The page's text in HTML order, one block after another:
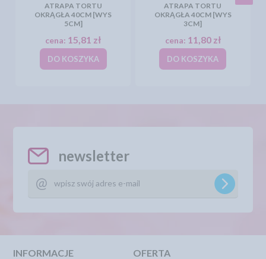
ATRAPA TORTU
OKRĄGŁA 40CM [WYS
5CM]
cena: 15,81 zł
DO KOSZYKA
ATRAPA TORTU
OKRĄGŁA 40CM [WYS
3CM]
cena: 11,80 zł
DO KOSZYKA
newsletter
INFORMACJE OFERTA